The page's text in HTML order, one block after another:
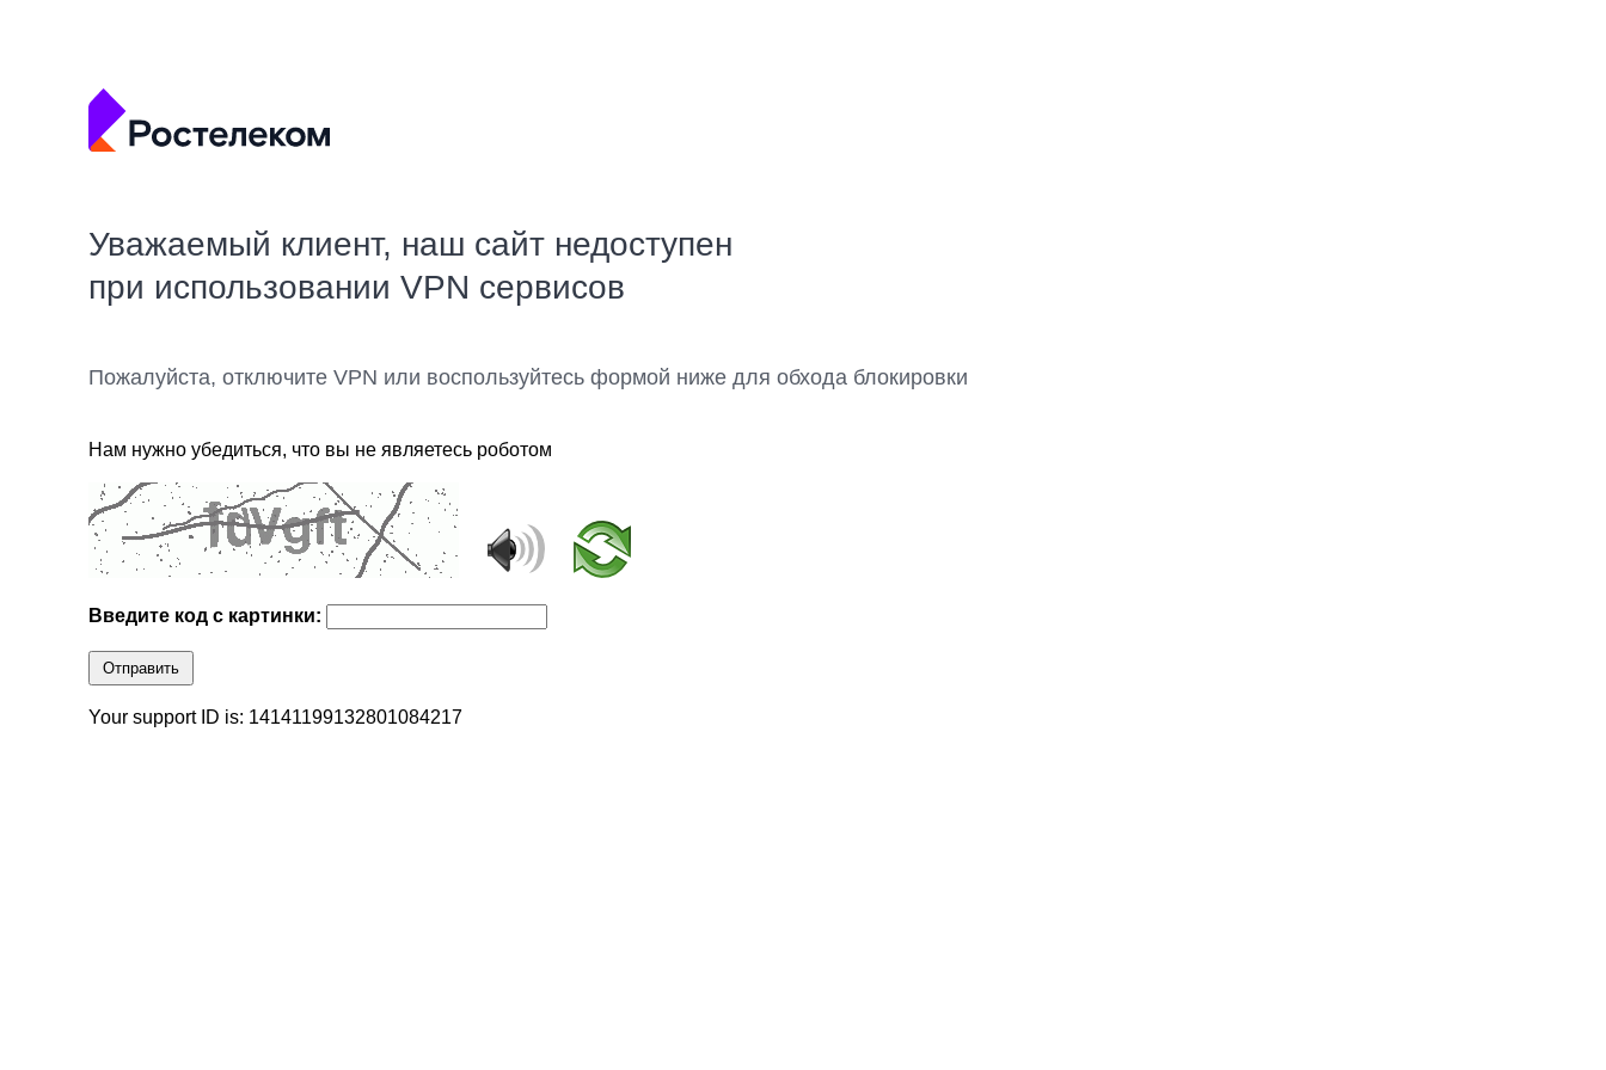
Уважаемый клиент, наш сайт недоступен
при использовании VPN сервисов
Пожалуйста, отключите VPN или воспользуйтесь формой ниже для обхода блокировки
Нам нужно убедиться, что вы не являетесь роботом
Введите код с картинки:
Отправить
Your support ID is: 14141199132801084217